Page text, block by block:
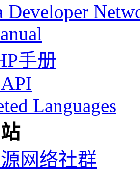
Developer
手册
Languages
网络社群